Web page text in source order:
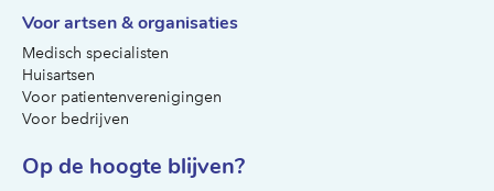
Voor artsen & organisaties
Medisch specialisten
Huisartsen
Voor patientenverenigingen
Voor bedrijven
Op de hoogte blijven?